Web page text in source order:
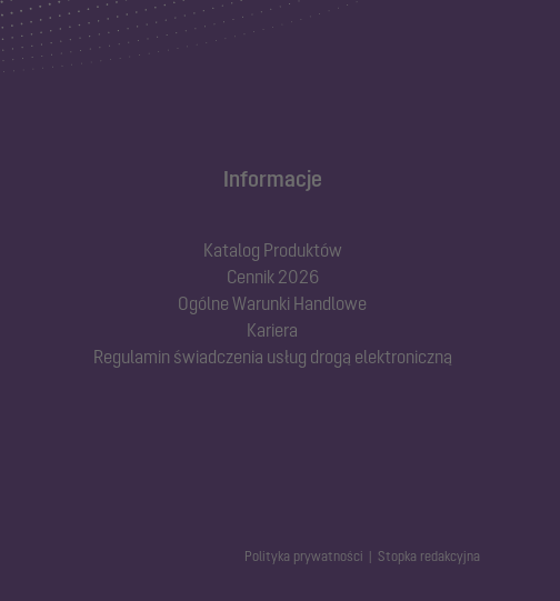
Informacje
Katalog Produktów
Cennik 2026
Ogólne Warunki Handlowe
Kariera
Regulamin świadczenia usług drogą elektroniczną
Polityka prywatności Stopka redakcyjna